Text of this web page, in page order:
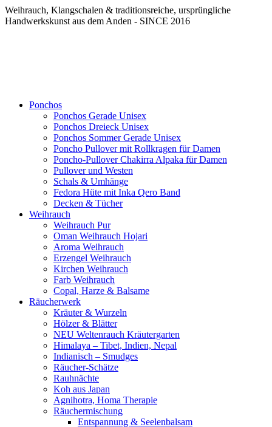
Weihrauch, Klangschalen & traditionsreiche, ursprüngliche
Handwerkskunst aus dem Anden - SINCE 2016
Ponchos
Ponchos Gerade Unisex
Ponchos Dreieck Unisex
Ponchos Sommer Gerade Unisex
Poncho Pullover mit Rollkragen für Damen
Poncho-Pullover Chakirra Alpaka für Damen
Pullover und Westen
Schals & Umhänge
Fedora Hüte mit Inka Qero Band
Decken & Tücher
Weihrauch
Weihrauch Pur
Oman Weihrauch Hojari
Aroma Weihrauch
Erzengel Weihrauch
Kirchen Weihrauch
Farb Weihrauch
Copal, Harze & Balsame
Räucherwerk
Kräuter & Wurzeln
Hölzer & Blätter
NEU Weltenrauch Kräutergarten
Himalaya – Tibet, Indien, Nepal
Indianisch – Smudges
Räucher-Schätze
Rauhnächte
Koh aus Japan
Agnihotra, Homa Therapie
Räuchermischung
Entspannung & Seelenbalsam